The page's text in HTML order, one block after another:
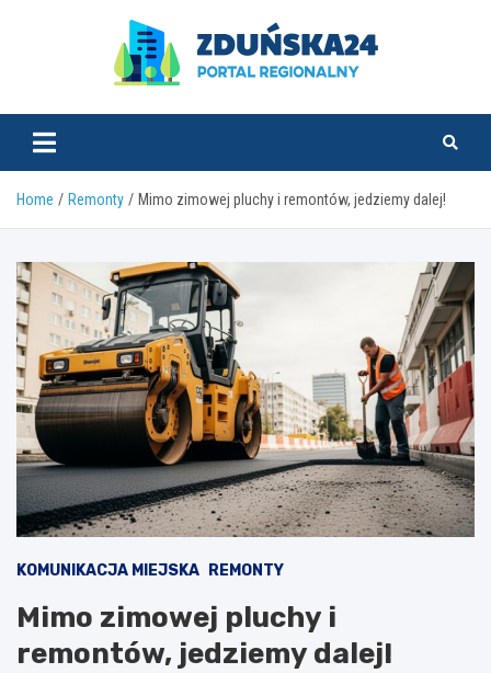
zdunska24.pl
Home Remonty Mimo zimowej pluchy i remontów, jedziemy dalej!
KOMUNIKACJA MIEJSKA REMONTY
Mimo zimowej pluchy i
remontów, jedziemy dalej!